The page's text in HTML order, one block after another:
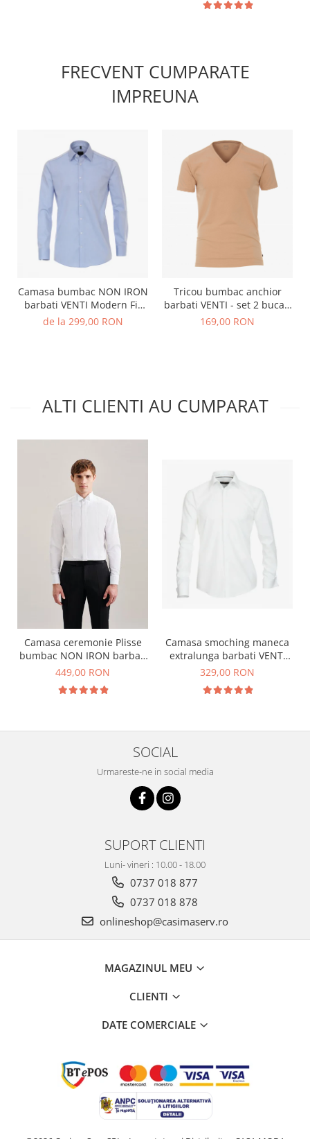
FRECVENT CUMPARATE
IMPREUNA
Camasa bumbac NON IRON
barbati VENTI Modern Fit
bleu
de la 299,00 RON
Tricou bumbac anchior
barbati VENTI - set 2 bucati
bej
169,00 RON
ALTI CLIENTI AU CUMPARAT
Camasa ceremonie Plisse
bumbac NON IRON barbati
SEIDENSTICKER Slim alb
449,00 RON
Camasa smoching maneca
extralunga barbati VENTI
ModernFit bumbac alba
329,00 RON
SOCIAL
Urmareste-ne in social media
SUPORT CLIENTI
Luni- vineri : 10.00 - 18.00
0737 018 877
0737 018 878
onlineshop@casimaserv.ro
MAGAZINUL MEU
CLIENTI
DATE COMERCIALE